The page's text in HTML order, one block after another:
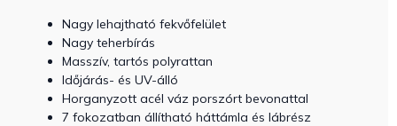
Nagy lehajtható fekvőfelület
Nagy teherbírás
Masszív, tartós polyrattan
Időjárás- és UV-álló
Horganyzott acél váz porszórt bevonattal
7 fokozatban állítható háttámla és lábrész